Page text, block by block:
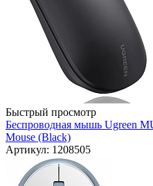
Быстрый просмотр
Беспроводная мышь Ugreen
Mouse (Black)
Артикул: 1208505